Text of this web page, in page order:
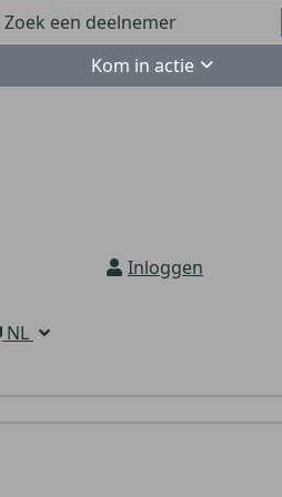
Kom in actie
Inloggen
NL